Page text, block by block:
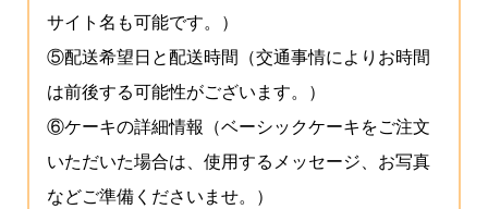
サイト名も可能です。）
⑤配送希望日と配送時間（交通事情によりお時間
は前後する可能性がございます。）
⑥ケーキの詳細情報（ベーシックケーキをご注文
いただいた場合は、使用するメッセージ、お写真
などご準備くださいませ。）